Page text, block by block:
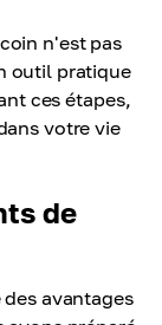
n'est pas
outil pratique
ces étapes,
votre vie
de
avantages